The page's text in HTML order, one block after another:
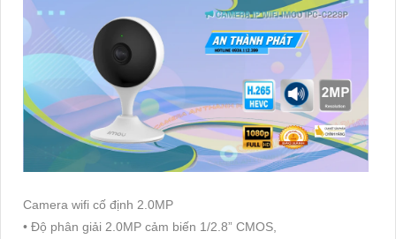
Camera wifi cố định 2.0MP
• Độ phân giải 2.0MP cảm biến 1/2.8” CMOS,